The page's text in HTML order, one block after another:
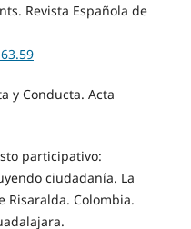
Revista Española de
y Conducta. Acta
participativo:
ciudadanía. La
Risaralda. Colombia.